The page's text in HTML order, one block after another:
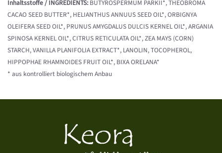
Inhaltsstoffe / INGREDIENTS: BUTYROSPERMUM PARKII*, THEOBROMA
CACAO SEED BUTTER*, HELIANTHUS ANNUUS SEED OIL*, ORBIGNYA
OLEIFERA SEED OIL*, PRUNUS AMYGDALUS DULCIS KERNEL OIL*, ARGANIA
SPINOSA KERNEL OIL*, CITRUS RETICULATA OIL*, ZEA MAYS (CORN)
STARCH, VANILLA PLANIFOLIA EXTRACT*, LANOLIN, TOCOPHEROL,
HIPPOPHAE RHAMNOIDES FRUIT OIL*, BIXA ORELANA*
* aus kontrolliert biologischem Anbau